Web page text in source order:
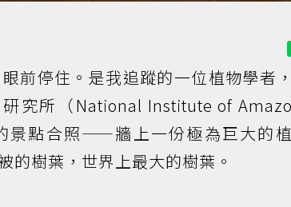
前停住。是我追蹤的一位植物學者
究所（National Institute of
景點合照——牆上一份極為巨大的
的樹葉，世界上最大的樹葉。